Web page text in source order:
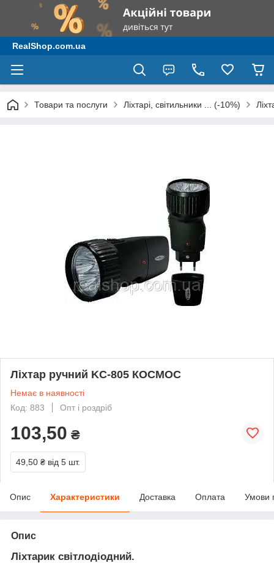
RealShop.com.ua
Товари та послуги Ліхтарі, світильники ... (-10%)
Ліхтар ручний KC-805 КОСМОС
Немає в наявності
Код: 883
Опт і роздріб
103,50 ₴
49,50 ₴ від 5 шт.
Опис Характеристики Доставка Оплата Умови
Опис
Ліхтарик світлодіодний.